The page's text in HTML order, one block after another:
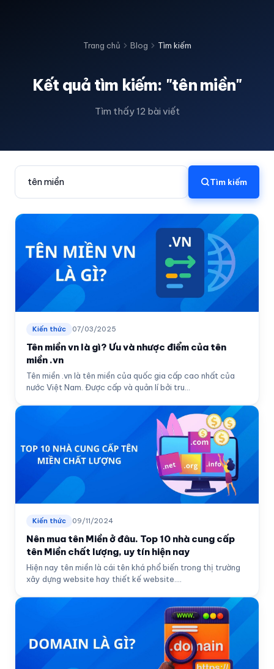
Trang chủ Blog Tìm kiếm
Kết quả tìm kiếm: "tên miền"
Tìm thấy 12 bài viết
Tìm kiếm
Kiến thức 07/03/2025
Tên miền vn là gì? Ưu và nhược điểm của tên
miền .vn
Tên miền .vn là tên miền của quốc gia cấp cao nhất của
nước Việt Nam. Được cấp và quản lí bởi tru...
Kiến thức 09/11/2024
Nên mua tên Miền ở đâu. Top 10 nhà cung cấp
tên Miền chất lượng, uy tín hiện nay
Hiện nay tên miền là cái tên khá phổ biến trong thị trường
xây dựng website hay thiết kế website....